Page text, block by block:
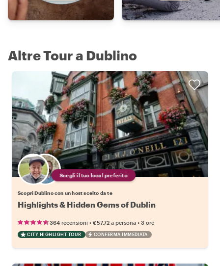
Altre Tour a Dublino
Scegli il tuo local preferito
Scopri Dublino con un host scelto da te
Highlights & Hidden Gems of Dublin
364 recensioni • €57.72 a persona • 3 ore
CITY HIGHLIGHT TOUR CONFERMA IMMEDIATA